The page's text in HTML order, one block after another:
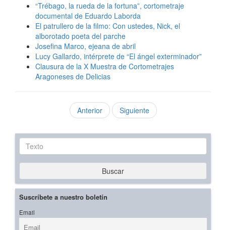
“Trébago, la rueda de la fortuna”, cortometraje
documental de Eduardo Laborda
El patrullero de la filmo: Con ustedes, Nick, el
alborotado poeta del parche
Josefina Marco, ejeana de abril
Lucy Gallardo, intérprete de “El ángel exterminador”
Clausura de la X Muestra de Cortometrajes
Aragoneses de Delicias
Anterior Siguiente
Texto
Buscar
Suscríbete a nuestro boletín
Email